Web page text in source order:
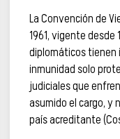
La Convención de
1961, vigente
diplomáticos tienen
inmunidad solo
judiciales que
asumido el cargo, y
país acreditante